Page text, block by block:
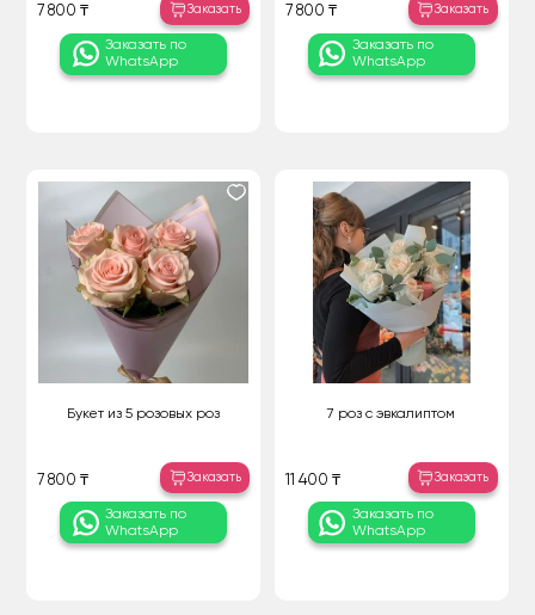
7 800 ₸ Заказать
Заказать по
WhatsApp
7 800 ₸ Заказать
Заказать по
WhatsApp
Букет из 5 розовых роз
7 800 ₸ Заказать
Заказать по
WhatsApp
7 роз с эвкалиптом
11 400 ₸ Заказать
Заказать по
WhatsApp